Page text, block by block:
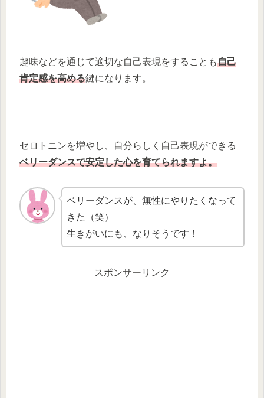
趣味などを通じて適切な自己表現をすることも自己
肯定感を高める鍵になります。
セロトニンを増やし、自分らしく自己表現ができる
ベリーダンスで安定した心を育てられますよ。
ベリーダンスが、無性にやりたくなって
きた（笑）
生きがいにも、なりそうです！
スポンサーリンク